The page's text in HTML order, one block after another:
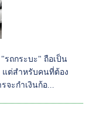
รถกระบะ" ถือเป็น
แต่สำหรับคนที่ต้อง
ะกำเงินก้อ...